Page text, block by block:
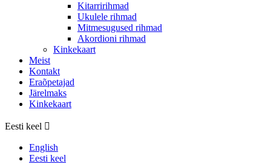
Kitarririhmad
Ukulele rihmad
Mitmesugused rihmad
Akordioni rihmad
Kinkekaart
Meist
Kontakt
Eraõpetajad
Järelmaks
Kinkekaart
Eesti keel 
English
Eesti keel